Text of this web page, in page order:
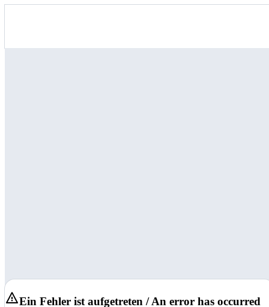
Ein Fehler ist aufgetreten / An error has occurred